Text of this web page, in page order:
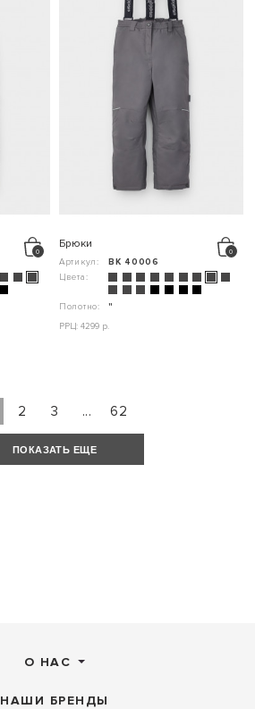
Брюки
Артикул:
ВК 40006
Цвета:
Полотно:
"
РРЦ: 4299 р.
2 3 ... 62
ПОКАЗАТЬ ЕЩЕ
О НАС
НАШИ БРЕНДЫ